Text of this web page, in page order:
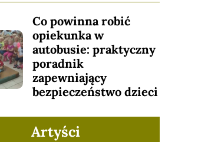
Co powinna robić
opiekunka w
autobusie: praktyczny
poradnik
zapewniający
bezpieczeństwo dzieci
Artyści